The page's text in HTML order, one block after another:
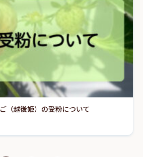
（越後姫）の受粉について